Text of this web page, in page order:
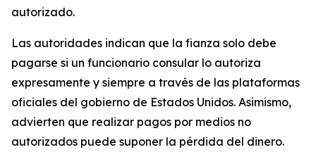
autorizado.
Las autoridades indican que la fianza solo debe
pagarse si un funcionario consular lo autoriza
expresamente y siempre a través de las plataformas
oficiales del gobierno de Estados Unidos. Asimismo,
advierten que realizar pagos por medios no
autorizados puede suponer la pérdida del dinero.